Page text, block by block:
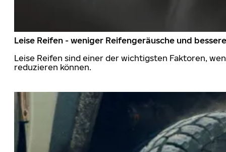
Leise Reifen - weniger Reifengeräusche und
Leise Reifen sind einer der wichtigsten Faktoren,
reduzieren können.